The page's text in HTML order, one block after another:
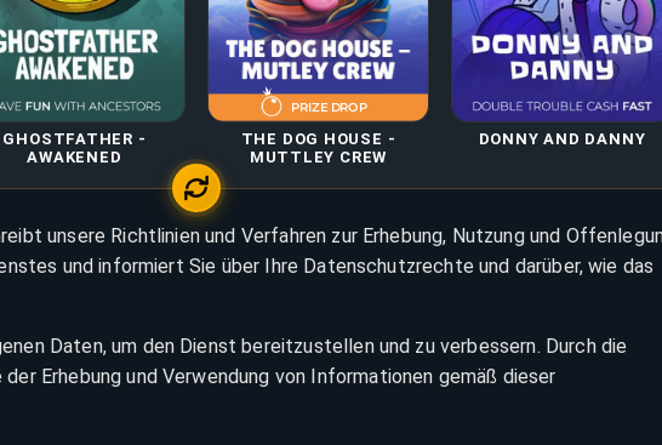
GHOSTFATHER -
AWAKENED
THE DOG HOUSE -
MUTTLEY CREW
DONNY AND DANNY
unsere Richtlinien und Verfahren zur Erhebung, Nutzung und
und informiert Sie über Ihre Datenschutzrechte und darüber, wie das
Daten, um den Dienst bereitzustellen und zu verbessern. Durch die
Erhebung und Verwendung von Informationen gemäß dieser